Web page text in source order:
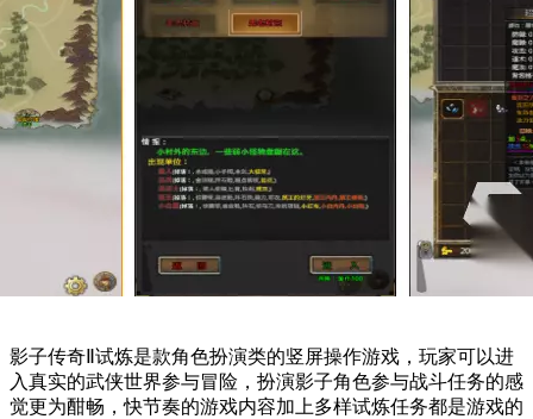
影子传奇Ⅱ试炼是款角色扮演类的竖屏操作游戏，玩家可以进
入真实的武侠世界参与冒险，扮演影子角色参与战斗任务的感
觉更为酣畅，快节奏的游戏内容加上多样试炼任务都是游戏的